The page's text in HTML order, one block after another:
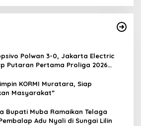
Polwan 3-0, Jakarta Electric
Putaran Pertama Proliga 2026
KORMI Muratara, Siap
Masyarakat”
Bupati Muba Ramaikan Telaga
Adu Nyali di Sungai Lilin